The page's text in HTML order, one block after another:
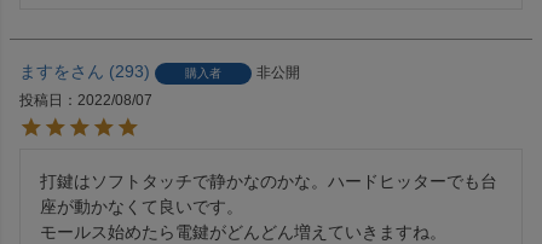
ますを 293 購入者
非公開
投稿日
2022/08/07
打鍵はソフトタッチで静かなのかな。ハードヒッターでも台
座が動かなくて良いです。
モールス始めたら電鍵がどんどん増えていきますね。